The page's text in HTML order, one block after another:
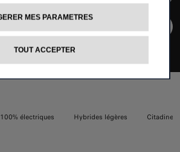
100% électriques Hybrides légères Citadines
GERER MES PARAMETRES
TOUT ACCEPTER